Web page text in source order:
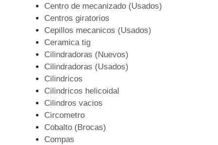
Centro de mecanizado (Usados)
Centros giratorios
Cepillos mecanicos (Usados)
Ceramica tig
Cilindradoras (Nuevos)
Cilindradoras (Usados)
Cilindricos
Cilindricos helicoidal
Cilindros vacios
Circometro
Cobalto (Brocas)
Compas